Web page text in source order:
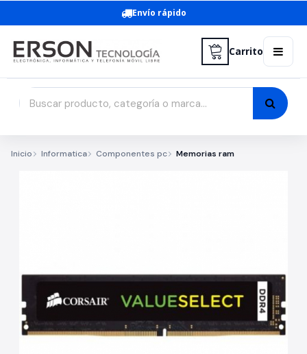
Envío rápido
Carrito
Inicio Informatica Componentes pc Memorias ram